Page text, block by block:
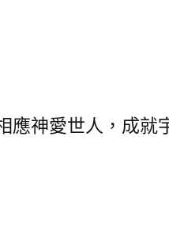
應神愛世人，成就